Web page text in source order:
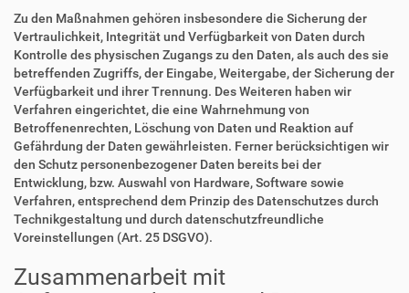
Zu den Maßnahmen gehören insbesondere die Sicherung der
Vertraulichkeit, Integrität und Verfügbarkeit von Daten durch
Kontrolle des physischen Zugangs zu den Daten, als auch des sie
betreffenden Zugriffs, der Eingabe, Weitergabe, der Sicherung der
Verfügbarkeit und ihrer Trennung. Des Weiteren haben wir
Verfahren eingerichtet, die eine Wahrnehmung von
Betroffenenrechten, Löschung von Daten und Reaktion auf
Gefährdung der Daten gewährleisten. Ferner berücksichtigen wir
den Schutz personenbezogener Daten bereits bei der
Entwicklung, bzw. Auswahl von Hardware, Software sowie
Verfahren, entsprechend dem Prinzip des Datenschutzes durch
Technikgestaltung und durch datenschutzfreundliche
Voreinstellungen (Art. 25 DSGVO).
Zusammenarbeit mit